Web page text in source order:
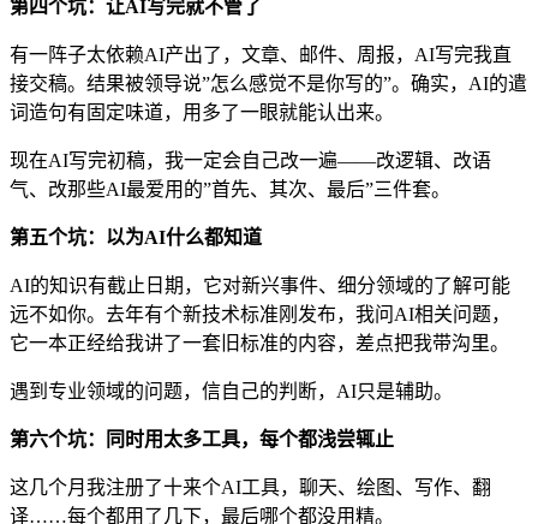
第四个坑：让AI写完就不管了
有一阵子太依赖AI产出了，文章、邮件、周报，AI写完我直
接交稿。结果被领导说”怎么感觉不是你写的”。确实，AI的遣
词造句有固定味道，用多了一眼就能认出来。
现在AI写完初稿，我一定会自己改一遍——改逻辑、改语
气、改那些AI最爱用的”首先、其次、最后”三件套。
第五个坑：以为AI什么都知道
AI的知识有截止日期，它对新兴事件、细分领域的了解可能
远不如你。去年有个新技术标准刚发布，我问AI相关问题，
它一本正经给我讲了一套旧标准的内容，差点把我带沟里。
遇到专业领域的问题，信自己的判断，AI只是辅助。
第六个坑：同时用太多工具，每个都浅尝辄止
这几个月我注册了十来个AI工具，聊天、绘图、写作、翻
译……每个都用了几下，最后哪个都没用精。